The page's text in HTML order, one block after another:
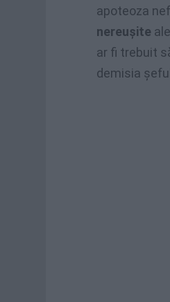
apoteoza
nereuşite
ar fi trebuit
demisia